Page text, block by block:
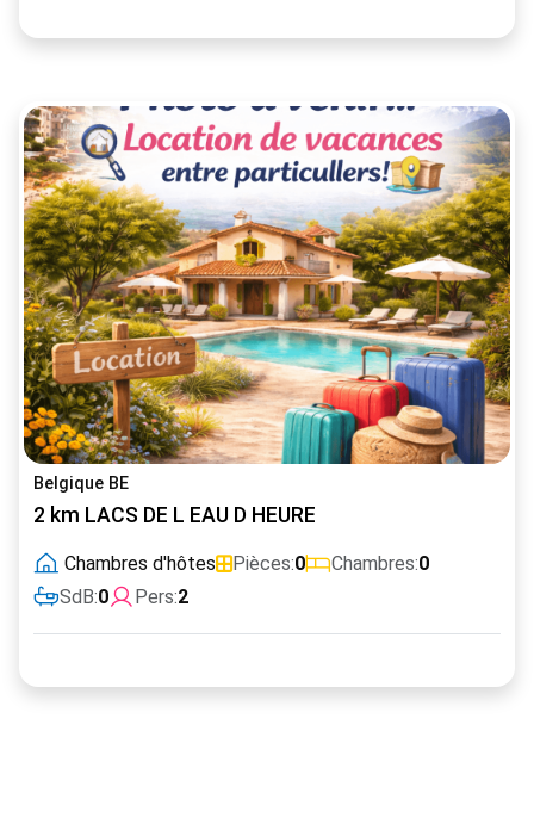
Belgique BE
2 km LACS DE L EAU D HEURE
Chambres d'hôtes Pièces:0 Chambres:0
SdB:0 Pers:2